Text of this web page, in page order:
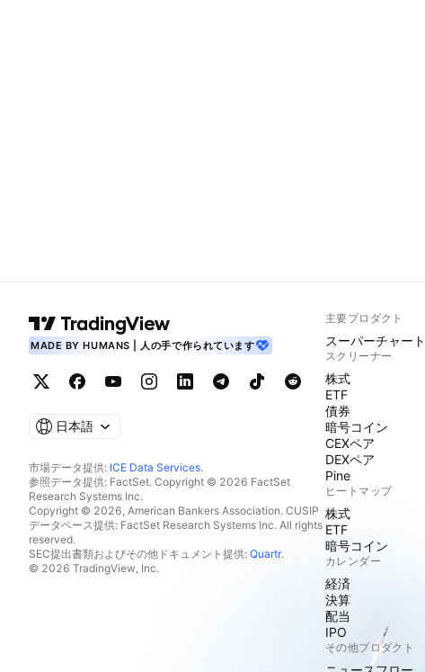
MADE BY HUMANS | 人の手で作られています
日本語
市場データ提供: ICE Data Services.
参照データ提供: FactSet. Copyright © 2026 FactSet
Research Systems Inc.
Copyright © 2026, American Bankers Association. CUSIP
データベース提供: FactSet Research Systems Inc. All rights
reserved.
SEC提出書類およびその他ドキュメント提供: Quartr.
© 2026 TradingView, Inc.
主要プロダクト
スーパーチャート
スクリーナー
株式
ETF
債券
暗号コイン
CEXペア
DEXペア
Pine
ヒートマップ
株式
ETF
暗号コイン
カレンダー
経済
決算
配当
IPO
その他プロダクト